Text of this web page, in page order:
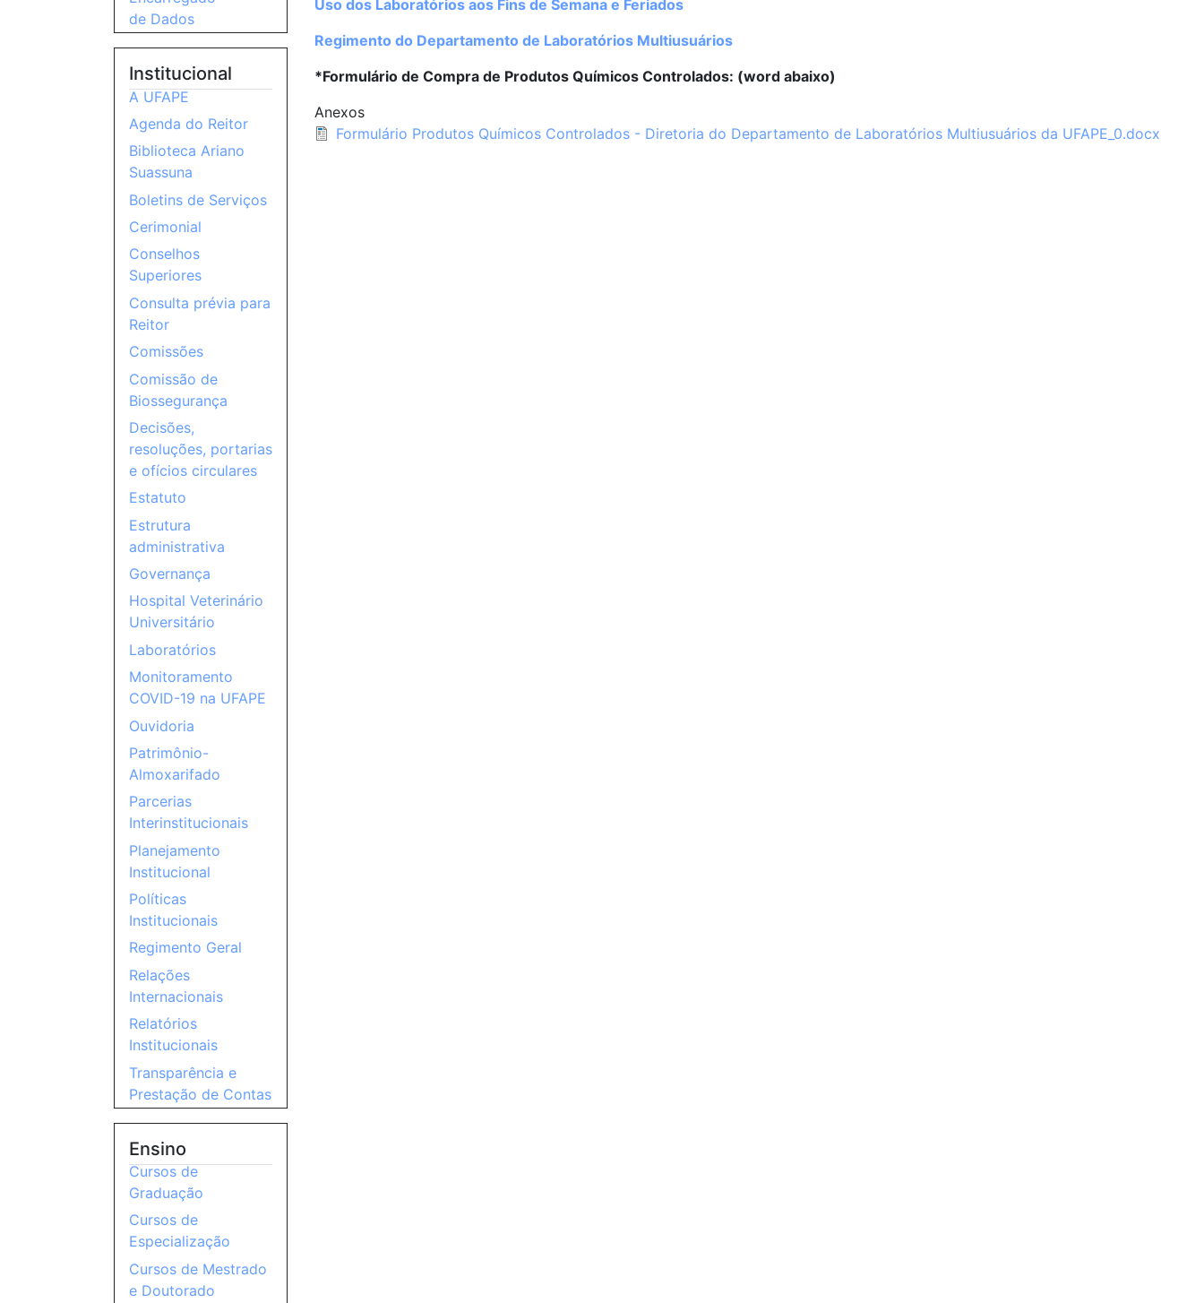
Uso dos Laboratórios aos Fins de Semana e Feriados
Regimento do Departamento de Laboratórios Multiusuários
*Formulário de Compra de Produtos Químicos Controlados: (word abaixo)
Anexos
Formulário Produtos Químicos Controlados - Diretoria do Departamento de Laboratórios Multiusuários da UFAPE_0.docx
de Dados
Institucional
A UFAPE
Agenda do Reitor
Biblioteca Ariano
Suassuna
Boletins de Serviços
Cerimonial
Conselhos
Superiores
Consulta prévia para
Reitor
Comissões
Comissão de
Biossegurança
Decisões,
resoluções, portarias
e ofícios circulares
Estatuto
Estrutura
administrativa
Governança
Hospital Veterinário
Universitário
Laboratórios
Monitoramento
COVID-19 na UFAPE
Ouvidoria
Patrimônio-
Almoxarifado
Parcerias
Interinstitucionais
Planejamento
Institucional
Políticas
Institucionais
Regimento Geral
Relações
Internacionais
Relatórios
Institucionais
Transparência e
Prestação de Contas
Ensino
Cursos de
Graduação
Cursos de
Especialização
Cursos de Mestrado
e Doutorado